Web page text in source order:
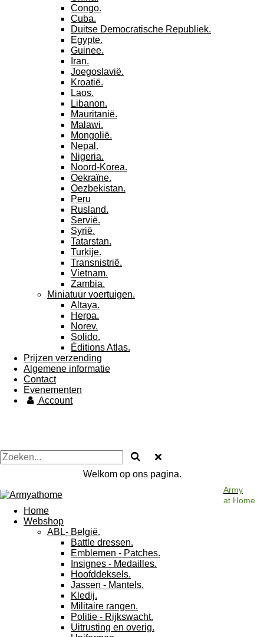
Congo.
Cuba.
Duitse Democratische Republiek.
Egypte.
Guinee.
Iran.
Joegoslavië.
Kroatië.
Laos.
Libanon.
Mauritanië.
Malawi.
Mongolië.
Nepal.
Nigeria.
Noord-Korea.
Oekraïne.
Oezbekistan.
Peru
Rusland.
Servië.
Syrië.
Tatarstan.
Turkije.
Transnistrië.
Vietnam.
Zambia.
Miniatuur voertuigen.
Altaya.
Herpa.
Norev.
Solido.
Éditions Atlas.
Prijzen verzending
Algemene informatie
Contact
Evenementen
Account
Welkom op ons pagina.
Army
at Home
Home
Webshop
ABL- België.
Battle dressen.
Emblemen - Patches.
Insignes - Medailles.
Hoofddeksels.
Jassen - Mantels.
Kledij.
Militaire rangen.
Politie - Rijkswacht.
Uitrusting en overig.